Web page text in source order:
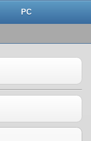
PC